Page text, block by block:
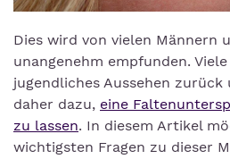
Dies wird von vielen Männern
unangenehm empfunden.
jugendliches Aussehen
daher dazu, eine
zu lassen. In diesem Artikel
wichtigsten Fragen zu dieser